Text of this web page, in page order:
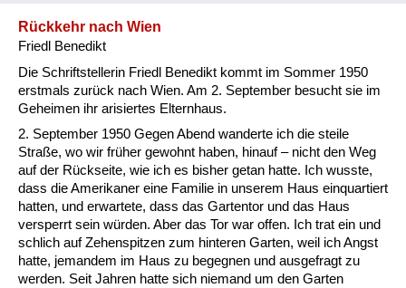
Rückkehr nach Wien
Friedl Benedikt
Die Schriftstellerin Friedl Benedikt kommt im Sommer 1950
erstmals zurück nach Wien. Am 2. September besucht sie im
Geheimen ihr arisiertes Elternhaus.
2. September 1950 Gegen Abend wanderte ich die steile
Straße, wo wir früher gewohnt haben, hinauf – nicht den Weg
auf der Rückseite, wie ich es bisher getan hatte. Ich wusste,
dass die Amerikaner eine Familie in unserem Haus einquartiert
hatten, und erwartete, dass das Gartentor und das Haus
versperrt sein würden. Aber das Tor war offen. Ich trat ein und
schlich auf Zehenspitzen zum hinteren Garten, weil ich Angst
hatte, jemandem im Haus zu begegnen und ausgefragt zu
werden. Seit Jahren hatte sich niemand um den Garten